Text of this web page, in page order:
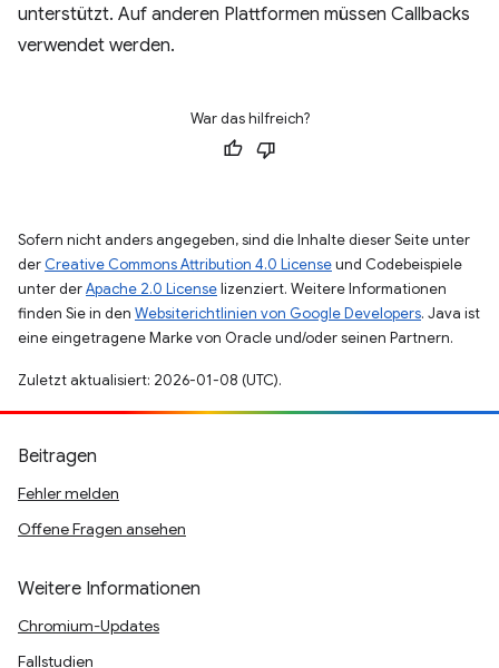
unterstützt. Auf anderen Plattformen müssen Callbacks
verwendet werden.
War das hilfreich?
Sofern nicht anders angegeben, sind die Inhalte dieser Seite unter
der Creative Commons Attribution 4.0 Licenseund Codebeispiele
unter derApache 2.0 Licenselizenziert. Weitere Informationen
finden Sie in den Websiterichtlinien von Google Developers. Java ist
eine eingetragene Marke von Oracle und/oder seinen Partnern.
Zuletzt aktualisiert: 2026-01-08 (UTC).
Beitragen
Fehler melden
Offene Fragen ansehen
Weitere Informationen
Chromium-Updates
Fallstudien